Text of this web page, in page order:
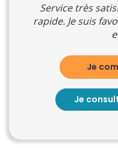
Service très
rapide. Je suis
Je
Je